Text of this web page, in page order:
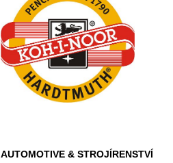
AUTOMOTIVE & STROJÍRENSTVÍ